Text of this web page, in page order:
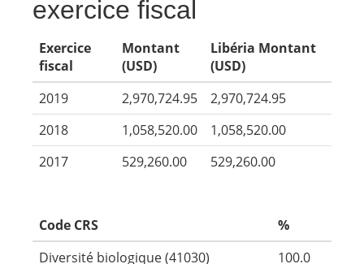
exercice fiscal
Exercice
fiscal
Montant
(USD)
Libéria Montant
(USD)
2019
2,970,724.95
2,970,724.95
2018
1,058,520.00
1,058,520.00
2017
529,260.00 529,260.00
Code CRS
%
Diversité biologique (41030)
100.0